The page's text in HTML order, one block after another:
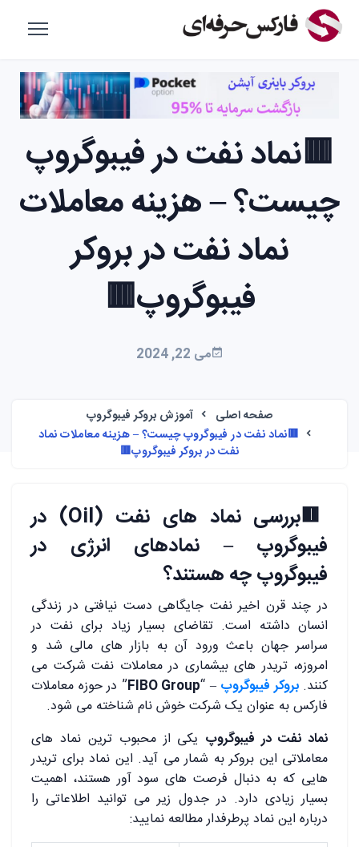
🟥نماد نفت در فیبوگروپ
چیست؟ – هزینه معاملات
نماد نفت در بروکر
فیبوگروپ🟥
می 22, 2024
صفحه اصلی
آموزش بروکر فیبوگروپ
🟥نماد نفت در فیبوگروپ چیست؟ – هزینه معاملات نماد
نفت در بروکر فیبوگروپ🟥
🟥
بررسی نماد های نفت (Oil) در
فیبوگروپ – نمادهای انرژی در
فیبوگروپ چه هستند؟
در چند قرن اخیر نفت جایگاهی دست نیافتی در زندگی
انسان داشته است. تقاضای بسیار زیاد برای نفت در
سراسر جهان باعث ورود آن به بازار های مالی شد و
امروزه، تریدر های بیشماری در معاملات نفت شرکت می
کنند.بروکر فیبوگروپ – “
FIBO Group” در حوزه معاملات
فارکس به عنوان یک شرکت خوش نام شناخته می شود.
نماد نفت در فیبوگروپ یکی از محبوب ترین نماد های
معاملاتی این بروکر به شمار می آید. این نماد برای تریدر
هایی که به دنبال فرصت های سود آور هستند، اهمیت
بسیار زیادی دارد. در جدول زیر می توانید اطلاعاتی را
درباره این نماد پرطرفدار مطالعه نمایید: